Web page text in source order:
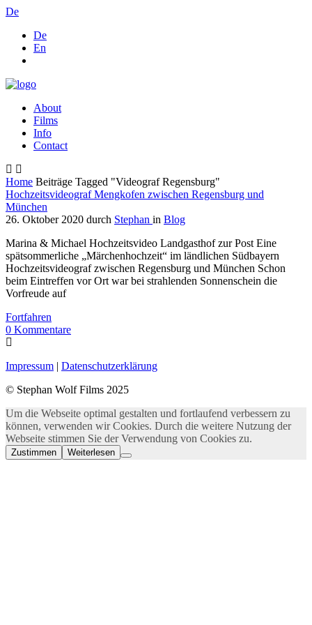
De
De
En
About
Films
Info
Contact
Home Beiträge Tagged "Videograf Regensburg"
Hochzeitsvideograf Mengkofen zwischen Regensburg und
München
26. Oktober 2020 durch Stephan in Blog
Marina & Michael Hochzeitsvideo Landgasthof zur Post Eine
spätsommerliche „Märchenhochzeit“ im ländlichen Südbayern
Hochzeitsvideograf zwischen Regensburg und München Schon
beim Eintreffen vor Ort war bei strahlenden Sonnenschein die
Vorfreude auf
Fortfahren
0 Kommentare
Impressum | Datenschutzerklärung
© Stephan Wolf Films 2025
Um die Webseite optimal gestalten und fortlaufend verbessern zu
können, verwenden wir Cookies. Durch die weitere Nutzung der
Webseite stimmen Sie der Verwendung von Cookies zu.
Zustimmen Weiterlesen